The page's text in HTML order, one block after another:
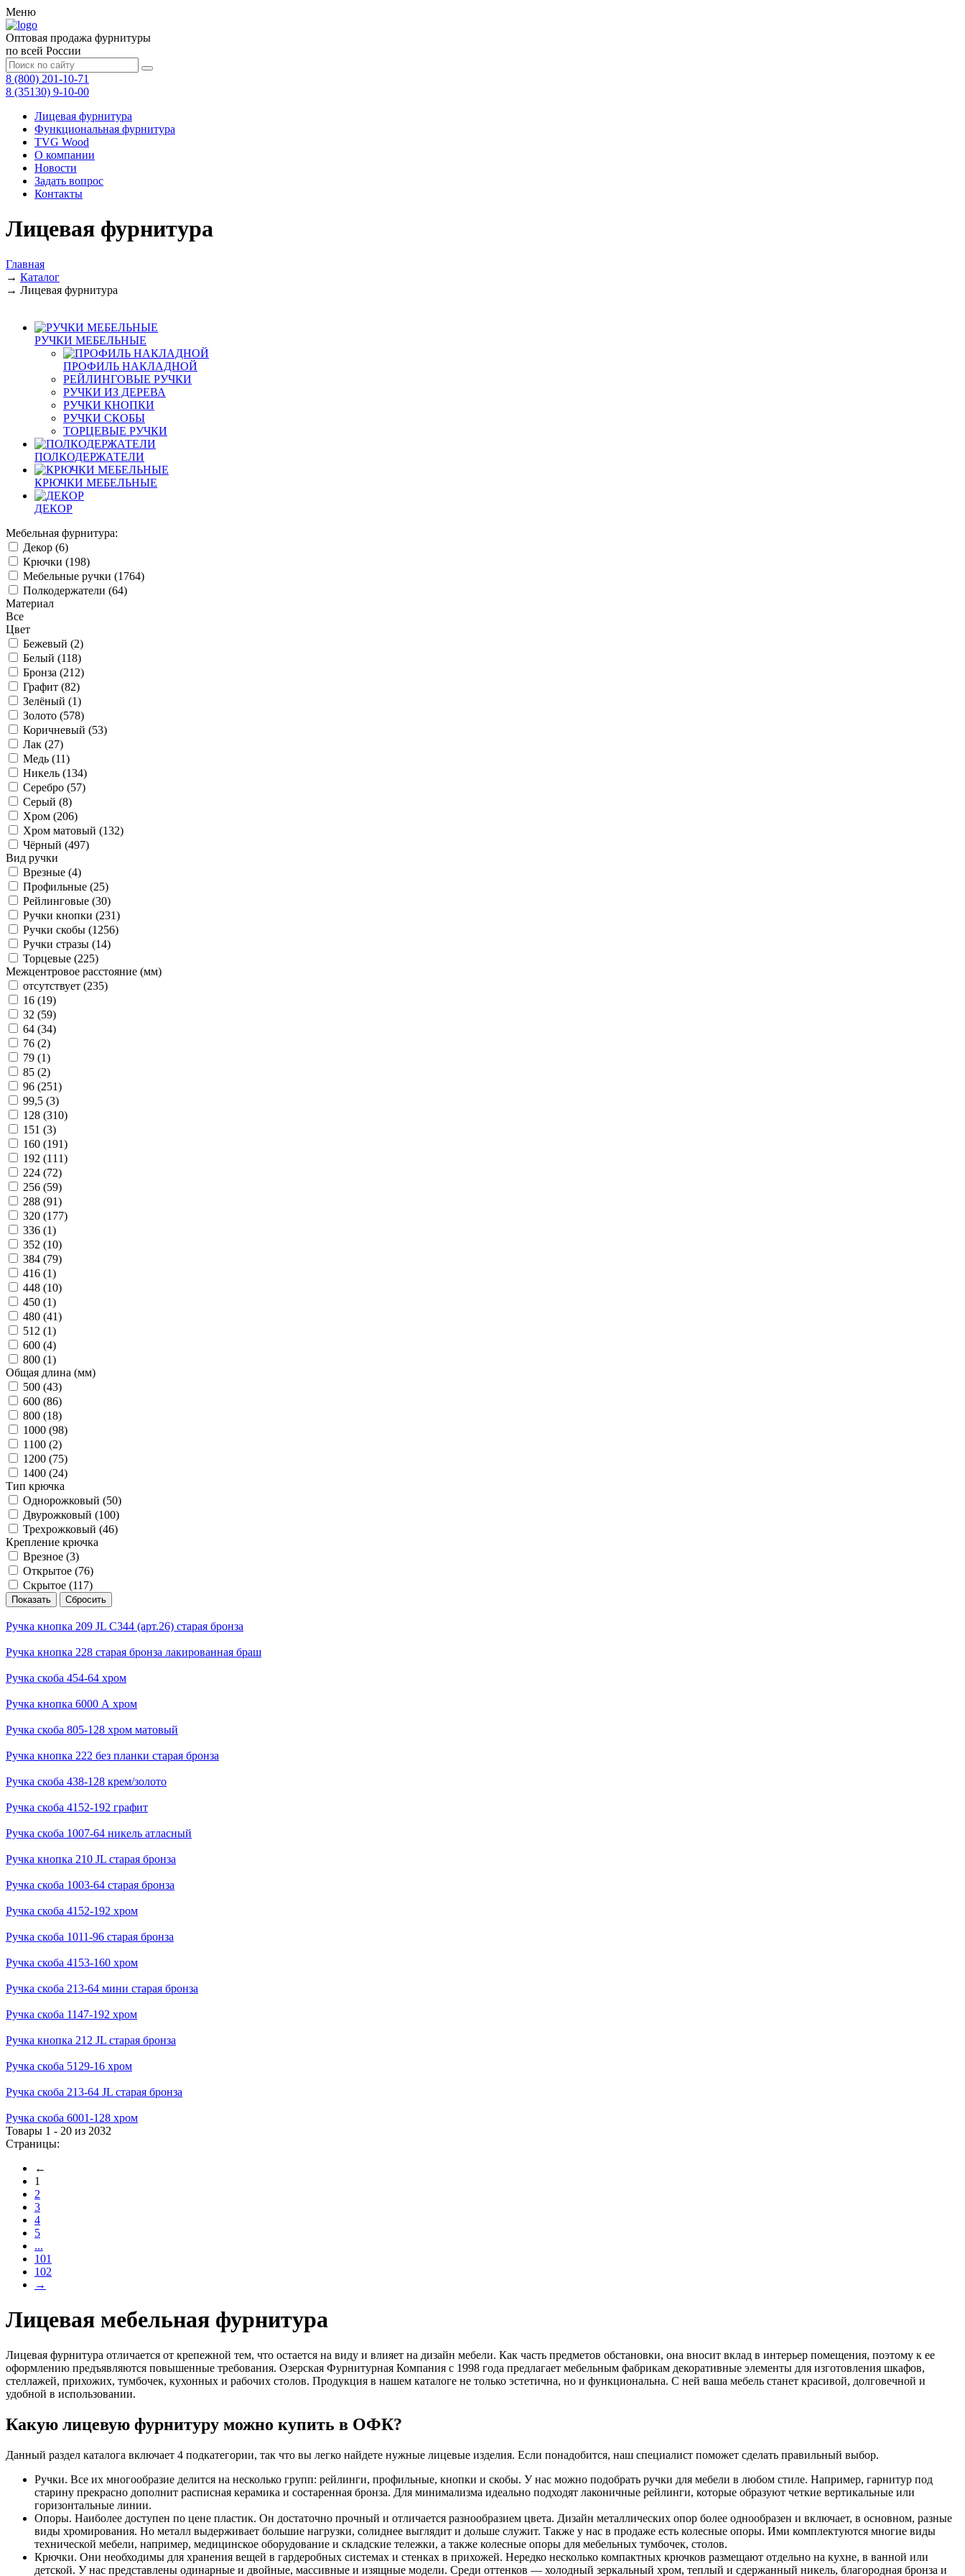
Меню
Оптовая продажа фурнитуры
по всей России
8 (800) 201-10-71
8 (35130) 9-10-00
Лицевая фурнитура
Функциональная фурнитура
TVG Wood
О компании
Новости
Задать вопрос
Контакты
Лицевая фурнитура
Главная
→ Каталог
→ Лицевая фурнитура
РУЧКИ МЕБЕЛЬНЫЕ
ПРОФИЛЬ НАКЛАДНОЙ
РЕЙЛИНГОВЫЕ РУЧКИ
РУЧКИ ИЗ ДЕРЕВА
РУЧКИ КНОПКИ
РУЧКИ СКОБЫ
ТОРЦЕВЫЕ РУЧКИ
ПОЛКОДЕРЖАТЕЛИ
КРЮЧКИ МЕБЕЛЬНЫЕ
ДЕКОР
Мебельная фурнитура:
Декор (6)
Крючки (198)
Мебельные ручки (1764)
Полкодержатели (64)
Материал
Все
Цвет
Бежевый (2)
Белый (118)
Бронза (212)
Графит (82)
Зелёный (1)
Золото (578)
Коричневый (53)
Лак (27)
Медь (11)
Никель (134)
Серебро (57)
Серый (8)
Хром (206)
Хром матовый (132)
Чёрный (497)
Вид ручки
Врезные (4)
Профильные (25)
Рейлинговые (30)
Ручки кнопки (231)
Ручки скобы (1256)
Ручки стразы (14)
Торцевые (225)
Межцентровое расстояние (мм)
отсутствует (235)
16 (19)
32 (59)
64 (34)
76 (2)
79 (1)
85 (2)
96 (251)
99,5 (3)
128 (310)
151 (3)
160 (191)
192 (111)
224 (72)
256 (59)
288 (91)
320 (177)
336 (1)
352 (10)
384 (79)
416 (1)
448 (10)
450 (1)
480 (41)
512 (1)
600 (4)
800 (1)
Общая длина (мм)
500 (43)
600 (86)
800 (18)
1000 (98)
1100 (2)
1200 (75)
1400 (24)
Тип крючка
Однорожковый (50)
Двурожковый (100)
Трехрожковый (46)
Крепление крючка
Врезное (3)
Открытое (76)
Скрытое (117)
Ручка кнопка 209 JL С344 (арт.26) старая бронза
Ручка кнопка 228 старая бронза лакированная браш
Ручка скоба 454-64 хром
Ручка кнопка 6000 А хром
Ручка скоба 805-128 хром матовый
Ручка кнопка 222 без планки старая бронза
Ручка скоба 438-128 крем/золото
Ручка скоба 4152-192 графит
Ручка скоба 1007-64 никель атласный
Ручка кнопка 210 JL старая бронза
Ручка скоба 1003-64 старая бронза
Ручка скоба 4152-192 хром
Ручка скоба 1011-96 старая бронза
Ручка скоба 4153-160 хром
Ручка скоба 213-64 мини старая бронза
Ручка скоба 1147-192 хром
Ручка кнопка 212 JL старая бронза
Ручка скоба 5129-16 хром
Ручка скоба 213-64 JL старая бронза
Ручка скоба 6001-128 хром
Товары 1 - 20 из 2032
Страницы:
←
1
2
3
4
5
...
101
102
→
Лицевая мебельная фурнитура
Лицевая фурнитура отличается от крепежной тем, что остается на виду и влияет на дизайн мебели. Как часть предметов обстановки, она вносит вклад в интерьер помещения, поэтому к ее
оформлению предъявляются повышенные требования. Озерская Фурнитурная Компания с 1998 года предлагает мебельным фабрикам декоративные элементы для изготовления шкафов,
стеллажей, прихожих, тумбочек, кухонных и рабочих столов. Продукция в нашем каталоге не только эстетична, но и функциональна. С ней ваша мебель станет красивой, долговечной и
удобной в использовании.
Какую лицевую фурнитуру можно купить в ОФК?
Данный раздел каталога включает 4 подкатегории, так что вы легко найдете нужные лицевые изделия. Если понадобится, наш специалист поможет сделать правильный выбор.
Ручки. Все их многообразие делится на несколько групп: рейлинги, профильные, кнопки и скобы. У нас можно подобрать ручки для мебели в любом стиле. Например, гарнитур под
старину прекрасно дополнит расписная керамика и состаренная бронза. Для минимализма идеально подходят лаконичные рейлинги, которые образуют четкие вертикальные или
горизонтальные линии.
Опоры. Наиболее доступен по цене пластик. Он достаточно прочный и отличается разнообразием цвета. Дизайн металлических опор более однообразен и включает, в основном, разные
виды хромирования. Но металл выдерживает большие нагрузки, солиднее выглядит и дольше служит. Также у нас в продаже есть колесные опоры. Ими комплектуются многие виды
технической мебели, например, медицинское оборудование и складские тележки, а также колесные опоры для мебельных тумбочек, столов.
Крючки. Они необходимы для хранения вещей в гардеробных системах и стенках в прихожей. Нередко несколько компактных крючков размещают отдельно на кухне, в ванной или
детской. У нас представлены одинарные и двойные, массивные и изящные модели. Среди оттенков — холодный зеркальный хром, теплый и сдержанный никель, благородная бронза и